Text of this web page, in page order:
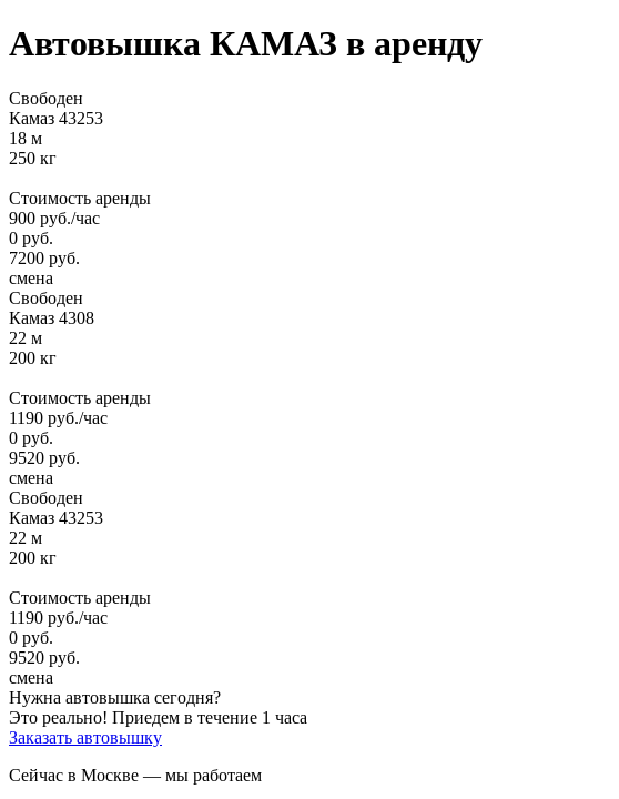
Автовышка КАМАЗ в аренду
Свободен
Камаз 43253
18 м
250 кг
Стоимость аренды
900 руб./час
0 руб.
7200 руб.
смена
Свободен
Камаз 4308
22 м
200 кг
Стоимость аренды
1190 руб./час
0 руб.
9520 руб.
смена
Свободен
Камаз 43253
22 м
200 кг
Стоимость аренды
1190 руб./час
0 руб.
9520 руб.
смена
Нужна автовышка сегодня?
Это реально! Приедем в течение 1 часа
Заказать автовышку
Сейчас в Москве — мы работаем